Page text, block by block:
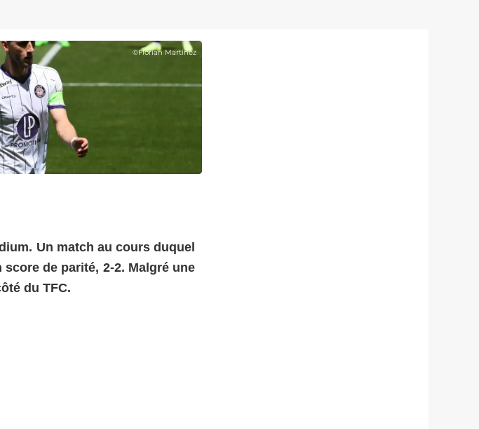
©Florian Martinez
Un match au cours duquel
de parité, 2-2. Malgré une
du TFC.